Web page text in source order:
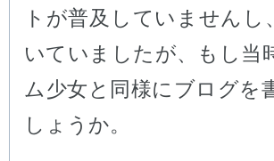
トが普及していません
いていましたが、もし当
ム少女と同様にブログを
しょうか。